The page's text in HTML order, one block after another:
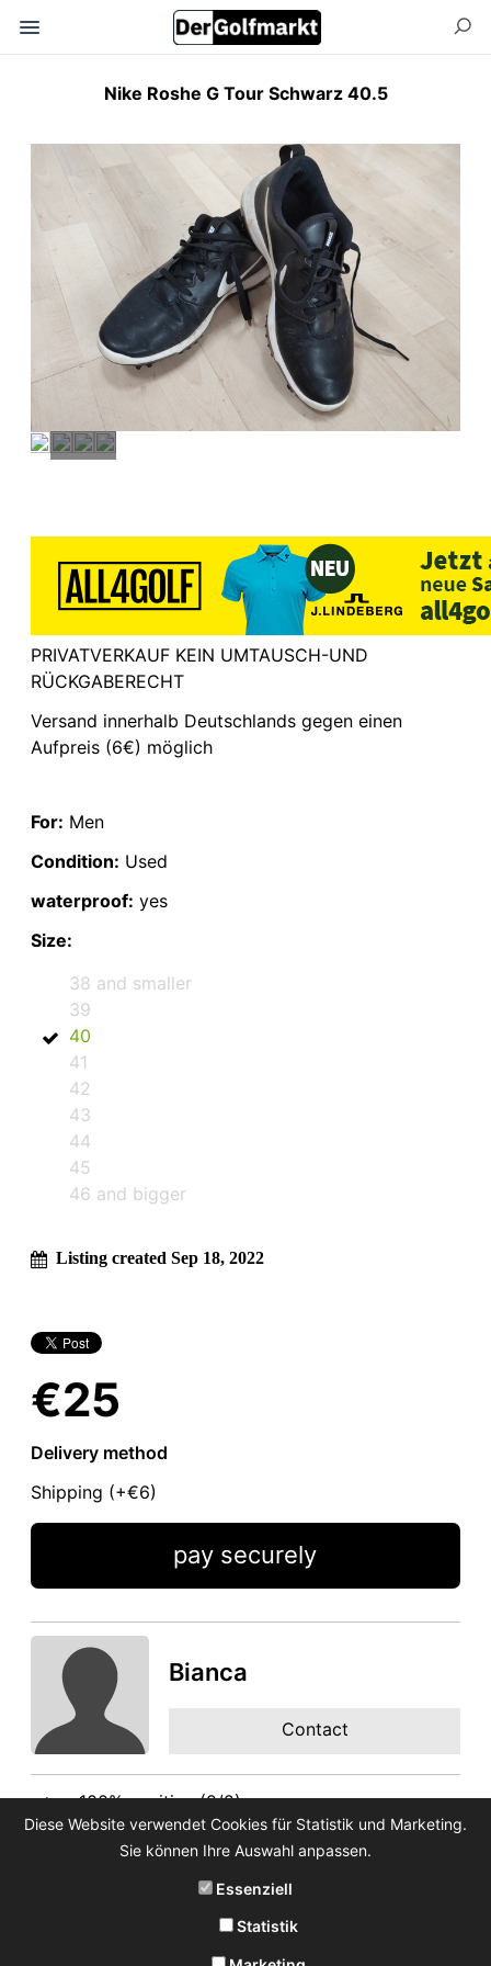
Nike Roshe G Tour Schwarz 40.5
PRIVATVERKAUF KEIN UMTAUSCH-UND
RÜCKGABERECHT
Versand innerhalb Deutschlands gegen einen
Aufpreis (6€) möglich
For: Men
Condition: Used
waterproof: yes
Size:
38 and smaller
39
40
41
42
43
44
45
46 and bigger
Listing created Sep 18, 2022
€25
Delivery method
Shipping (+€6)
pay securely
Bianca
Contact
100% positive (2/2)
Feedback
Diese Website verwendet Cookies für Statistik und Marketing.
Sie können Ihre Auswahl anpassen.
Essenziell
Statistik